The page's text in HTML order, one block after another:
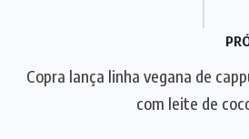
Copra lança linha vegana de
com leite de